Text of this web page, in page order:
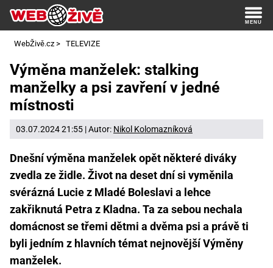
WebŽivě.cz > TELEVIZE
Výměna manželek: stalking
manželky a psi zavření v jedné
místnosti
03.07.2024 21:55 | Autor: Nikol Kolomazníková
Dnešní výměna manželek opět některé diváky
zvedla ze židle. Život na deset dní si vyměnila
svérázná Lucie z Mladé Boleslavi a lehce
zakřiknutá Petra z Kladna. Ta za sebou nechala
domácnost se třemi dětmi a dvěma psi a právě ti
byli jedním z hlavních témat nejnovější Výměny
manželek.